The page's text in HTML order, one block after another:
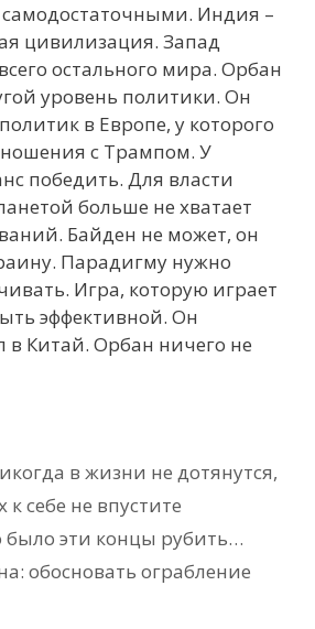
самодостаточными. Индия –
цивилизация. Запад
остального мира. Орбан
уровень политики. Он
в Европе, у которого
с Трампом. У
победить. Для власти
больше не хватает
Байден не может, он
Парадигму нужно
Игра, которую играет
эффективной. Он
в Китай. Орбан ничего не
в жизни не дотянутся,
себе не впустите
было эти концы рубить…
обосновать ограбление